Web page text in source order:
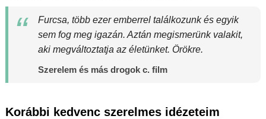
Furcsa, több ezer emberrel találkozunk és egyik
sem fog meg igazán. Aztán megismerünk valakit,
aki megváltoztatja az életünket. Örökre.
Szerelem és más drogok c. film
Korábbi kedvenc szerelmes idézeteim